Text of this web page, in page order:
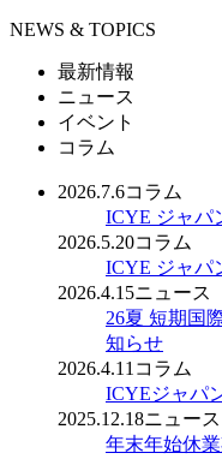
NEWS & TOPICS
最新情報
ニュース
イベント
コラム
2026.7.6コラム
ICYE ジャパ
2026.5.20コラム
ICYE ジャパ
2026.4.15ニュース
26夏 短期国
知らせ
2026.4.11 コラム
ICYEジャパ
2025.12.18ニュース
年末年始休